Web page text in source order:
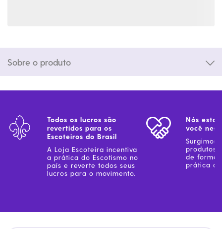
Sobre o produto
Todos os lucros são
revertidos para os
Escoteiros do Brasil
A Loja Escoteira incentiva
a prática do Escotismo no
país e reverte todos seus
lucros para o movimento.
Nós
você
Surgimos
produtos
de forma
prática